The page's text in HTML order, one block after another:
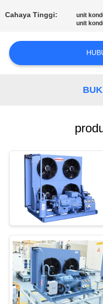
BERITA
PERMINTAAN
PENAWARAN
Cahaya Tinggi: unit
unit